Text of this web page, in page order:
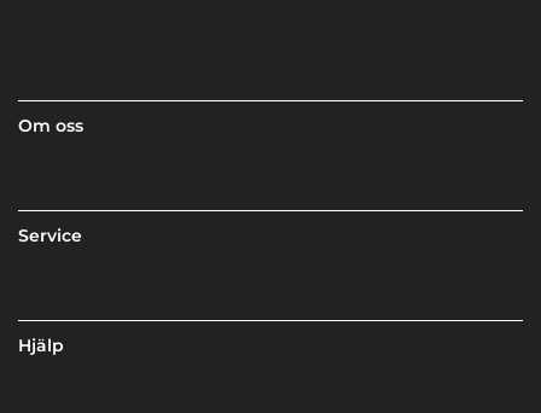
Om oss
Service
Hjälp